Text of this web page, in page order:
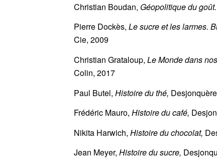
Christian Boudan, Géopolitique du
Pierre Dockès, Le sucre et les larmes.
Cie, 2009
Christian Grataloup, Le Monde dans
Colin, 2017
Paul Butel, Histoire du thé,
Frédéric Mauro, Histoire du café,
Nikita Harwich, Histoire du chocolat,
Jean Meyer, Histoire du sucre,